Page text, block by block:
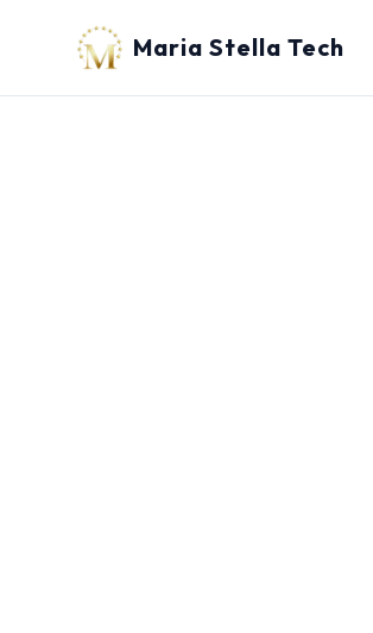
Maria Stella Tech